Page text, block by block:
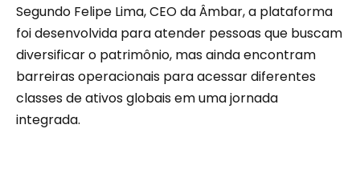
Segundo Felipe Lima, CEO da Âmbar, a plataforma
foi desenvolvida para atender pessoas que buscam
diversificar o patrimônio, mas ainda encontram
barreiras operacionais para acessar diferentes
classes de ativos globais em uma jornada
integrada.